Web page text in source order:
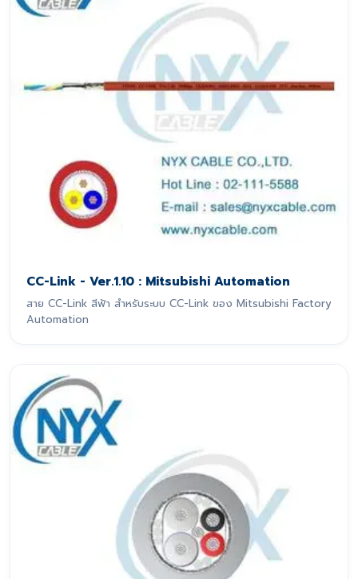
CC-Link - Ver.1.10 : Mitsubishi Automation
สาย CC-Link สีฟ้า สำหรับระบบ CC-Link ของ Mitsubishi Factory
Automation